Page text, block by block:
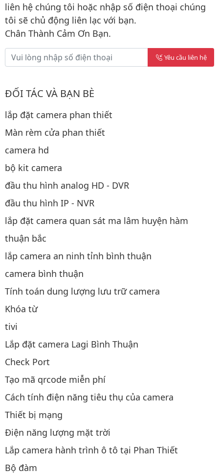
liên hệ chúng tôi hoặc nhập số điện thoại chúng
tôi sẽ chủ động liên lạc với bạn.
Chân Thành Cảm Ơn Bạn.
Yêu cầu liên hệ
ĐỐI TÁC VÀ BẠN BÈ
lắp đặt camera phan thiết
Màn rèm cửa phan thiết
camera hd
bộ kit camera
đầu thu hình analog HD - DVR
đầu thu hình IP - NVR
lắp đặt camera quan sát ma lâm huyện hàm
thuận bắc
lắp camera an ninh tỉnh bình thuận
camera bình thuận
Tính toán dung lượng lưu trữ camera
Khóa từ
tivi
Lắp đặt camera Lagi Bình Thuận
Check Port
Tạo mã qrcode miễn phí
Cách tính điện năng tiêu thụ của camera
Thiết bị mạng
Điện năng lượng mặt trời
Lắp camera hành trình ô tô tại Phan Thiết
Bộ đàm